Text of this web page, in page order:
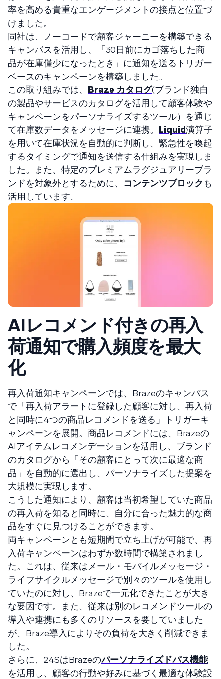
率を高める貴重なエンゲージメントの接点と位置づ
けました。
同社は、ノーコードで顧客ジャーニーを構築できる
キャンバスを活用し、「30日前にカゴ落ちした商
品が在庫僅少になったとき」に通知を送るトリガー
ベースのキャンペーンを構築しました。
この取り組みでは、 Braze カタログ(ブランド独自
の製品やサービスのカタログを活用して顧客体験や
キャンペーンをパーソナライズするツール）を通じ
て在庫数データをメッセージに連携。 Liquid演算子
を用いて在庫状況を自動的に判断し、緊急性を喚起
するタイミングで通知を送信する仕組みを実現しま
した。また、特定のプレミアムラグジュアリーブラ
ンドを対象外とするために、 コンテンツブロック も
活用しています。
AIレコメンド付きの再入
荷通知で購入頻度を最大
化
再入荷通知キャンペーンでは、Brazeのキャンバス
で「再入荷アラートに登録した顧客に対し、再入荷
と同時に4つの商品レコメンドを送る」トリガーキ
ャンペーンを展開。商品レコメンドには、Brazeの
AIアイテムレコメンデーションを活用し、ブランド
のカタログから「その顧客にとって次に最適な商
品」を自動的に選出し、パーソナライズした提案を
大規模に実現します。
こうした通知により、顧客は当初希望していた商品
の再入荷を知ると同時に、自分に合った魅力的な商
品をすぐに見つけることができます。
両キャンペーンとも短期間で立ち上げが可能で、再
入荷キャンペーンはわずか数時間で構築されまし
た。これは、従来はメール・モバイルメッセージ・
ライフサイクルメッセージで別々のツールを使用し
ていたのに対し、Brazeで一元化できたことが大き
な要因です。また、従来は別のレコメンドツールの
導入や連携にも多くのリソースを要していました
が、Braze導入によりその負荷を大きく削減できま
した。
さらに、24SはBrazeのパーソナライズドパス機能
を活用し、顧客の行動や好みに基づく最適な体験設